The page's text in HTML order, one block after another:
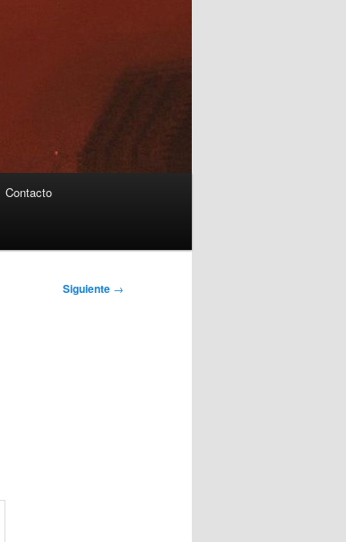
Contacto
Siguiente →